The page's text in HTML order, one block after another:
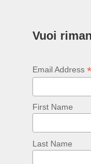
Vuoi
Email Address *
First Name
Last Name